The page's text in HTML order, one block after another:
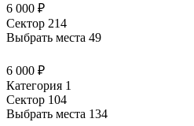
6 000 ₽
Сектор 214
Выбрать места 49
6 000 ₽
Категория 1
Сектор 104
Выбрать места 134